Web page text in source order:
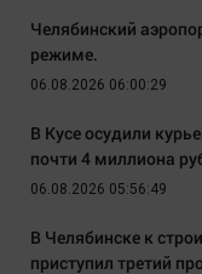
Челябинский
режиме.
06.08.2026 06:00:29
В Кусе осудили
почти 4 миллиона
06.08.2026 05:56:49
В Челябинске к
приступил третий